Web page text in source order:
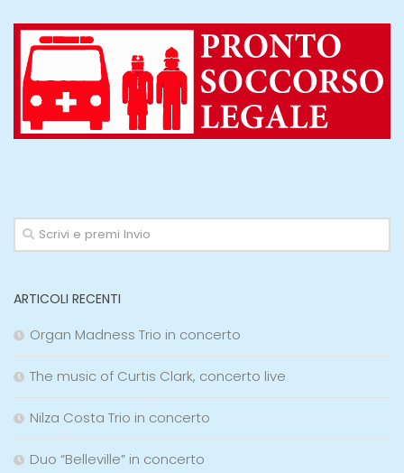
ARTICOLI RECENTI
Organ Madness Trio in concerto
The music of Curtis Clark, concerto live
Nilza Costa Trio in concerto
Duo “Belleville” in concerto